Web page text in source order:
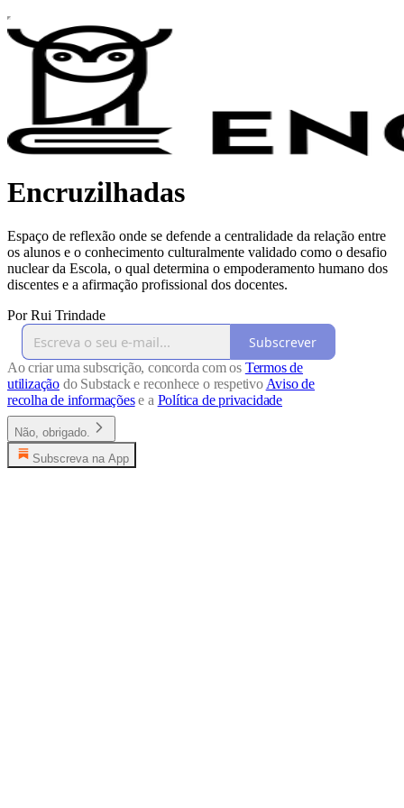
Encruzilhadas
Espaço de reflexão onde se defende a centralidade da relação entre
os alunos e o conhecimento culturalmente validado como o desafio
nuclear da Escola, o qual determina o empoderamento humano dos
discentes e a afirmação profissional dos docentes.
Por Rui Trindade
Subscrever
Ao criar uma subscrição, concorda com os Termos de
utilização do Substack e reconhece o respetivo Aviso de
recolha de informaçõese a Política de privacidade
Não, obrigado.
Subscreva na App